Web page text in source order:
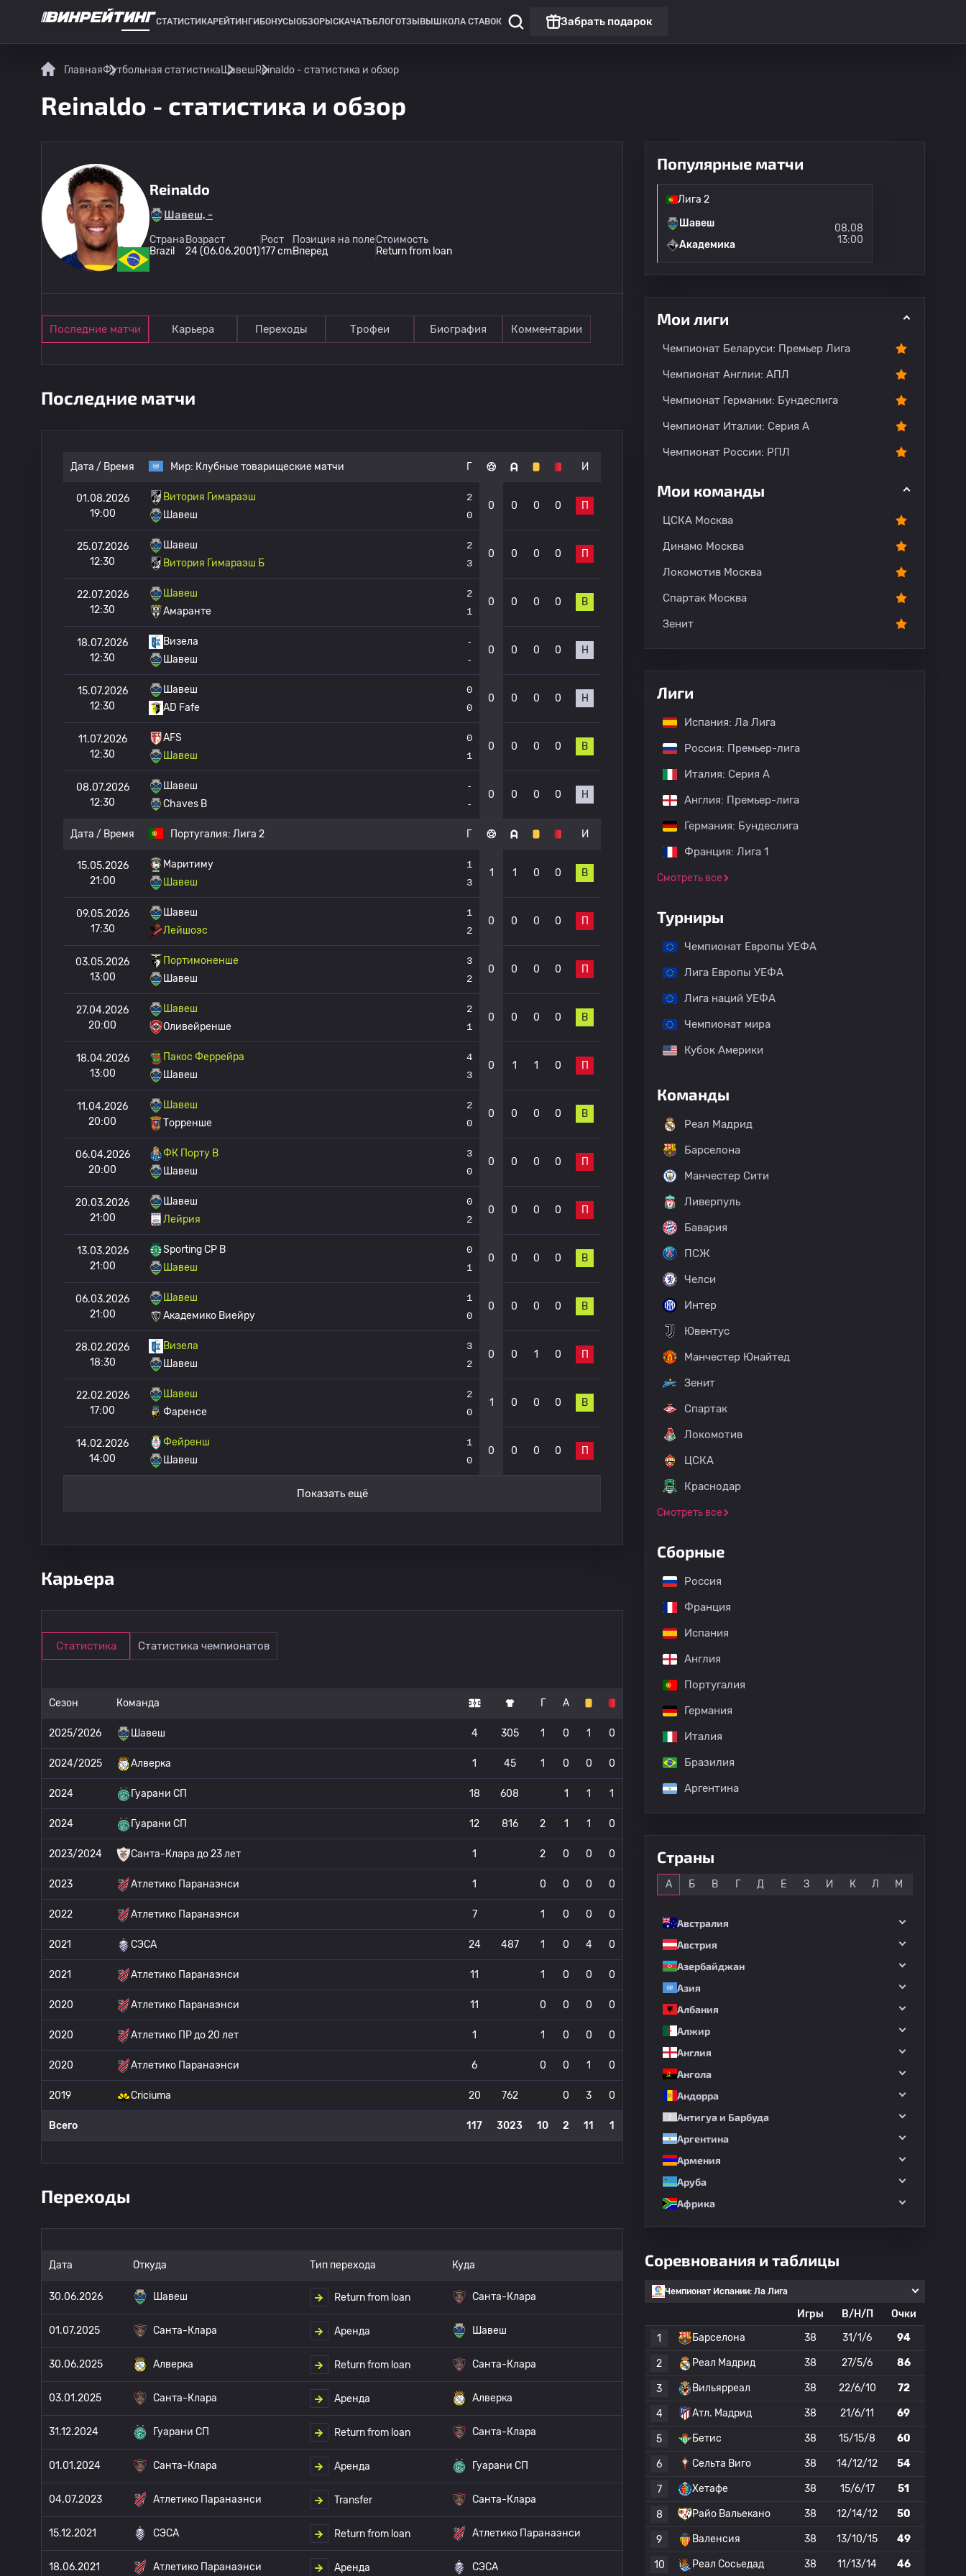
СТАТИСТИКАРЕЙТИНГИ БОНУСЫ ОБЗОРЫ СКАЧАТЬ БЛОГОТЗЫВЫ ШКОЛА СТАВОК Забрать подарок
ГлавнаяФутбольная статистикаШавешReinaldo - статистика и обзор
Reinaldo - статистика и обзор
Reinaldo
Шавеш, -
Страна
Brazil
Возраст
24 (06.06.2001)
Рост
177 cm
Позиция на поле
Вперед
Стоимость
Return from loan
Последние матчи Карьера Переходы Трофеи Биография Комментарии
Последние матчи
Дата / Время Мир: Клубные товарищеские матчи Г И
01.08.2026
19:00
Витория Гимараэш
Шавеш
2
0
0 0 0 0 П
25.07.2026
12:30
Шавеш
Витория Гимараэш Б
2
3
0 0 0 0 П
22.07.2026
12:30
Шавеш
Амаранте
2
1
0 0 0 0 В
18.07.2026
12:30
Визела
Шавеш
-
-
0 0 0 0 Н
15.07.2026
12:30
Шавеш
AD Fafe
0
0
0 0 0 0 Н
11.07.2026
12:30
AFS
Шавеш
0
1
0 0 0 0 В
08.07.2026
12:30
Шавеш
Chaves B
-
-
0 0 0 0 Н
Дата / Время Португалия: Лига 2 Г И
15.05.2026
21:00
Маритиму
Шавеш
1
3
1 1 0 0 В
09.05.2026
17:30
Шавеш
Лейшоэс
1
2
0 0 0 0 П
03.05.2026
13:00
Портимоненше
Шавеш
3
2
0 0 0 0 П
27.04.2026
20:00
Шавеш
Оливейренше
2
1
0 0 0 0 В
18.04.2026
13:00
Пакос Феррейра
Шавеш
4
3
0 1 1 0 П
11.04.2026
20:00
Шавеш
Торренше
2
0
0 0 0 0 В
06.04.2026
20:00
ФК Порту B
Шавеш
3
0
0 0 0 0 П
20.03.2026
21:00
Шавеш
Лейрия
0
2
0 0 0 0 П
13.03.2026
21:00
Sporting CP B
Шавеш
0
1
0 0 0 0 В
06.03.2026
21:00
Шавеш
Академико Виейру
1
0
0 0 0 0 В
28.02.2026
18:30
Визела
Шавеш
3
2
0 0 1 0 П
22.02.2026
17:00
Шавеш
Фаренсе
2
0
1 0 0 0 В
14.02.2026
14:00
Фейренш
Шавеш
1
0
0 0 0 0 П
Показать ещё
Карьера
Статистика Статистика чемпионатов
Сезон Команда Г А
2025/2026 Шавеш 4 305 1 0 1 0
2024/2025 Алверка 1 45 1 0 0 0
2024 Гуарани СП 18 608 1 1 1
2024 Гуарани СП 12 816 2 1 1 0
2023/2024 Санта-Клара до 23 лет 1 2 0 0 0
2023 Атлетико Паранаэнси 1 0 0 0 0
2022 Атлетико Паранаэнси 7 1 0 0 0
2021 СЭСА 24 487 1 0 4 0
2021 Атлетико Паранаэнси 11 1 0 0 0
2020 Атлетико Паранаэнси 11 0 0 0 0
2020 Атлетико ПР до 20 лет 1 1 0 0 0
2020 Атлетико Паранаэнси 6 0 0 1 0
2019 Criciuma 20 762 0 3 0
Всего 117 3023 10 2 11 1
Переходы
Дата Откуда Тип перехода Куда
30.06.2026 Шавеш Return from loan Санта-Клара
01.07.2025 Санта-Клара Аренда Шавеш
30.06.2025 Алверка Return from loan Санта-Клара
03.01.2025 Санта-Клара Аренда Алверка
31.12.2024 Гуарани СП Return from loan Санта-Клара
01.01.2024 Санта-Клара Аренда Гуарани СП
04.07.2023 Атлетико Паранаэнси Transfer Санта-Клара
15.12.2021 СЭСА Return from loan Атлетико Паранаэнси
18.06.2021 Атлетико Паранаэнси Аренда СЭСА
Популярные матчи
Лига 2
Шавеш
Академика
08.08
13:00
Мои лиги
Чемпионат Беларуси: Премьер Лига
Чемпионат Англии: АПЛ
Чемпионат Германии: Бундеслига
Чемпионат Италии: Серия А
Чемпионат России: РПЛ
Мои команды
ЦСКА Москва
Динамо Москва
Локомотив Москва
Спартак Москва
Зенит
Лиги
Испания: Ла Лига
Россия: Премьер-лига
Италия: Серия А
Англия: Премьер-лига
Германия: Бундеслига
Франция: Лига 1
Смотреть все
Турниры
Чемпионат Европы УЕФА
Лига Европы УЕФА
Лига наций УЕФА
Чемпионат мира
Кубок Америки
Команды
Реал Мадрид
Барселона
Манчестер Сити
Ливерпуль
Бавария
ПСЖ
Челси
Интер
Ювентус
Манчестер Юнайтед
Зенит
Спартак
Локомотив
ЦСКА
Краснодар
Смотреть все
Сборные
Россия
Франция
Испания
Англия
Португалия
Германия
Италия
Бразилия
Аргентина
Страны
А Б В Г Д Е З И К Л М
Австралия
Австрия
Азербайджан
Азия
Албания
Алжир
Англия
Ангола
Андорра
Антигуа и Барбуда
Аргентина
Армения
Аруба
Африка
Соревнования и таблицы
Чемпионат Испании: Ла Лига
Игры В/Н/П
Очки
1
Барселона 38 31/1/6 94
2 Реал Мадрид 38 27/5/6 86
3 Вильярреал 38 22/6/10 72
4 Атл. Мадрид 38 21/6/11 69
5 Бетис 38 15/15/8 60
6 Сельта Виго 38 14/12/12 54
7 Хетафе 38 15/6/17 51
8 Райо Вальекано 38 12/14/12 50
9 Валенсия 38 13/10/15 49
10 Реал Сосьедад 38 11/13/14 46